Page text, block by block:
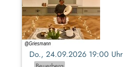
Do., 24.09.2026 19:00 Uhr